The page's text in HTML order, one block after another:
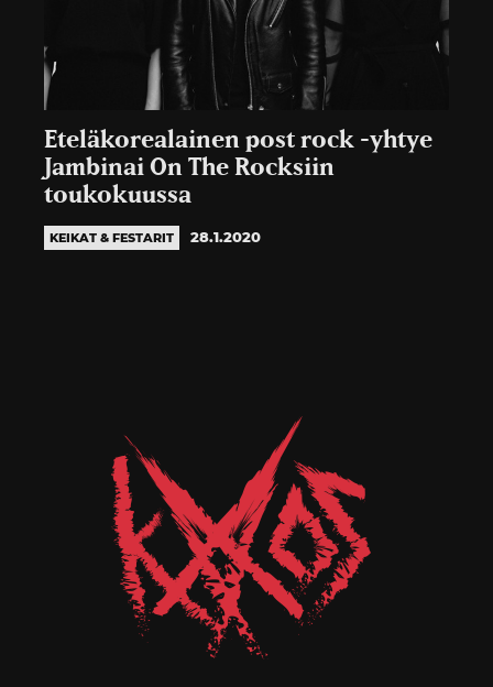
Eteläkorealainen post rock -yhtye
Jambinai On The Rocksiin
toukokuussa
KEIKAT & FESTARIT 28.1.2020